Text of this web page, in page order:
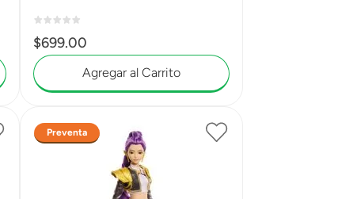
$699.00
Agregar al Carrito
Preventa